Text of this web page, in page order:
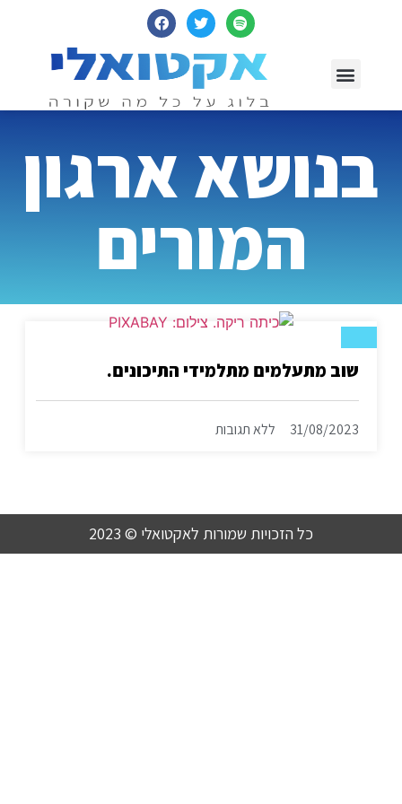
בנושא ארגון
המורים
שוב מתעלמים מתלמידי התיכונים.
31/08/2023 ללא תגובות
כל הזכויות שמורות לאקטואלי © 2023